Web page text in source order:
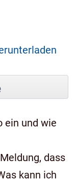
ein und wie
dass
kann ich